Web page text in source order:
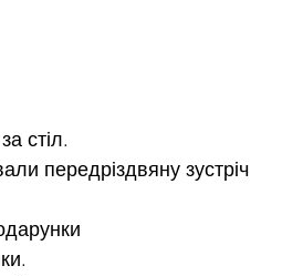
стіл.
передріздвяну зустріч